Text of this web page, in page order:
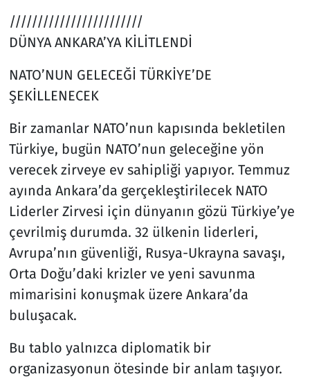
////////////////////////
DÜNYA ANKARA’YA KİLİTLENDİ
NATO’NUN GELECEĞİ TÜRKİYE’DE
ŞEKİLLENECEK
Bir zamanlar NATO’nun kapısında bekletilen
Türkiye, bugün NATO’nun geleceğine yön
verecek zirveye ev sahipliği yapıyor. Temmuz
ayında Ankara’da gerçekleştirilecek NATO
Liderler Zirvesi için dünyanın gözü Türkiye’ye
çevrilmiş durumda. 32 ülkenin liderleri,
Avrupa’nın güvenliği, Rusya-Ukrayna savaşı,
Orta Doğu’daki krizler ve yeni savunma
mimarisini konuşmak üzere Ankara’da
buluşacak.
Bu tablo yalnızca diplomatik bir
organizasyonun ötesinde bir anlam taşıyor.